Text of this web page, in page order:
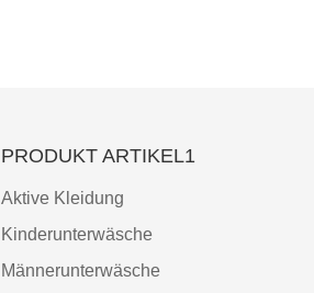
PRODUKT ARTIKEL1
Aktive Kleidung
Kinderunterwäsche
Männerunterwäsche